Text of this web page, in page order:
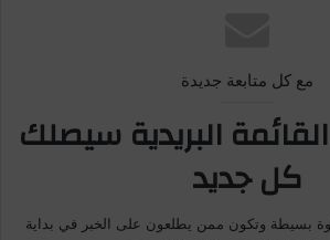
مع كل متابعة جديدة
البريدية سيصلك
كل جديد
بسيطة وتكون ممن يطلعون على الخبر في بداية